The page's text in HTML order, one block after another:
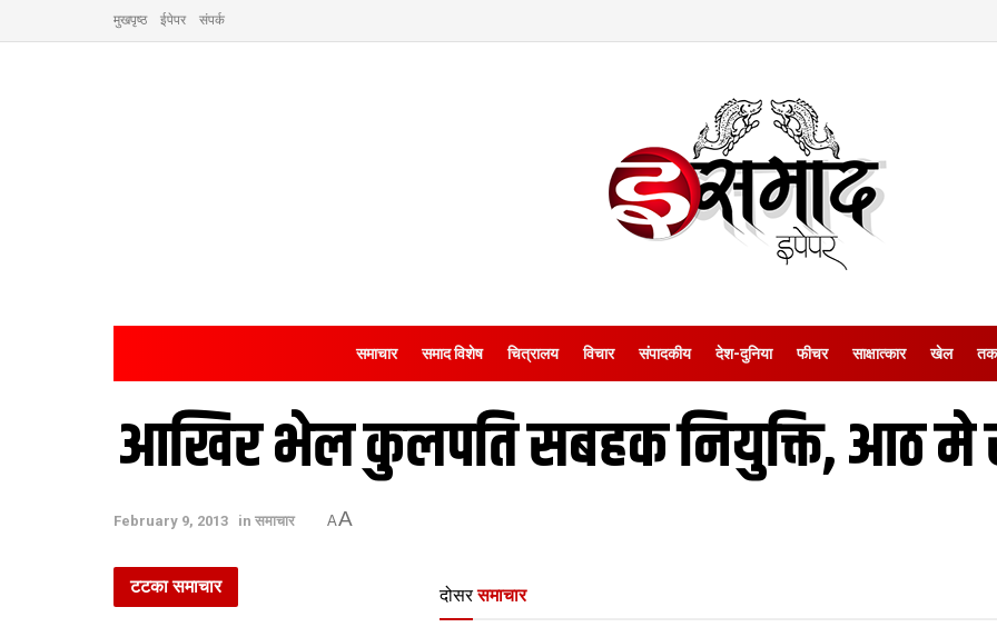
मुखपृष्ठ ईपेपर संपर्क
समाचार समाद विशेष चित्रालय विचार संपादकीय देश-दुनिया फीचर साक्षात्‍कार खेल
आखिर भेल कुलपति सबहक नियुक्ति, आठ मे
February 9, 2013 in समाचार AA
दोसर समाचार
टटका समाचार